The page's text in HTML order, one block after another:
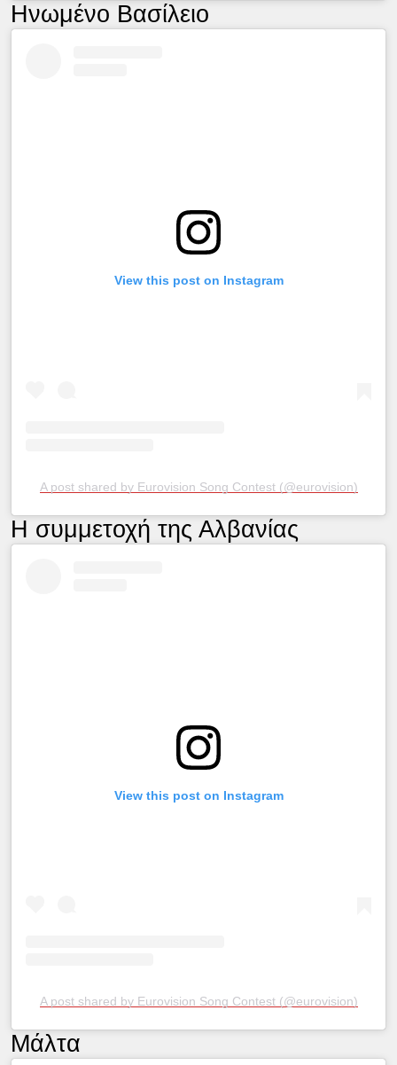
Ηνωμένο Βασίλειο
View this post on Instagram
A post shared by Eurovision Song Contest (@eurovision)
Η συμμετοχή της Αλβανίας
View this post on Instagram
A post shared by Eurovision Song Contest (@eurovision)
Μάλτα